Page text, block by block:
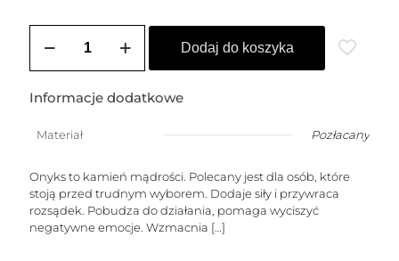
Łańcuszek
–
(onyks
Dodaj do koszyka
Informacje dodatkowe
Materiał Pozłacany
Onyks to kamień mądrości. Polecany jest dla osób, które
stoją przed trudnym wyborem. Dodaje siły i przywraca
rozsądek. Pobudza do działania, pomaga wyciszyć
negatywne emocje. Wzmacnia […]